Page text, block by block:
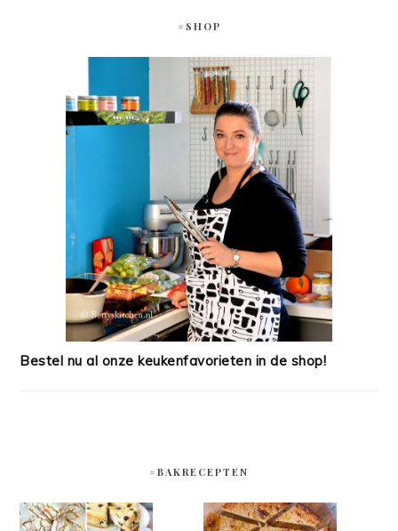
#SHOP
Bestel nu al onze keukenfavorieten in de shop!
#BAKRECEPTEN